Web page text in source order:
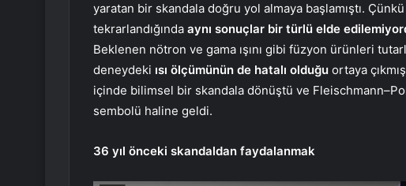
yaratan bir skandala doğru yol almaya başlamıştı.
tekrarlandığında aynı sonuçlar bir türlü elde
Beklenen nötron ve gama ışını gibi füzyon ürünleri
deneydeki ısı ölçümünün de hatalı olduğu ortaya
içinde bilimsel bir skandala dönüştü ve
sembolü haline geldi.
36 yıl önceki skandaldan faydalanmak